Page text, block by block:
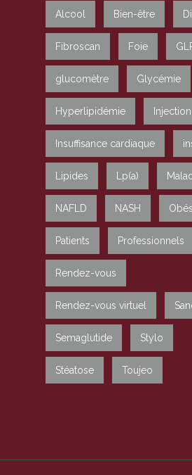
Alcool Bien-être
Fibroscan Foie
glucomètre Glycémie
Hyperlipidémie Injection
Insuffisance cardiaque
Lipides Lp(a)
NAFLD NASH
Patients Professionnels
Rendez-vous
Rendez-vous virtuel
Semaglutide Stylo
Stéatose Toujeo